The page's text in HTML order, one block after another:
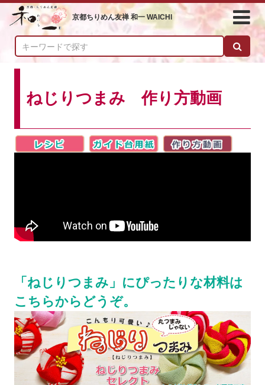
京都ちりめん友禅 和一 WAICHI
ねじりつまみ 作り方動画
「ねじりつまみ」にぴったりな材料は
こちらからどうぞ。